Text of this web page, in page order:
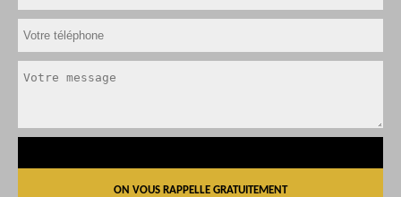
ON VOUS RAPPELLE GRATUITEMENT